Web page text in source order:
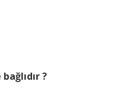
?